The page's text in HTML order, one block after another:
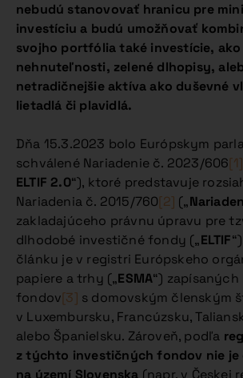
nebudú stanovovať hranicu pre
investíciu a budú umožňovať
svojho portfólia také investície,
nehnuteľnosti, zelené dlhopisy,
netradičnejšie aktíva ako duševné
lietadlá či plavidlá.
Dňa 15.3.2023 bolo Európskym
schválené Nariadenie č. 2023/606[1]
ELTIF 2.0“), ktoré predstavuje
Nariadenia č. 2015/760[2] („
zakladajúceho právnu úpravu pre
dlhodobé investičné fondy („ELTIF
článku je v registri Európskeho
papiere a trhy („ESMA“) zapísaných
fondov[3] s domovským členským
v Luxembursku, Francúzsku,
alebo Španielsku. Zároveň, podľa
z týchto investičných fondov nie
na území Slovenska (napr. v Českej